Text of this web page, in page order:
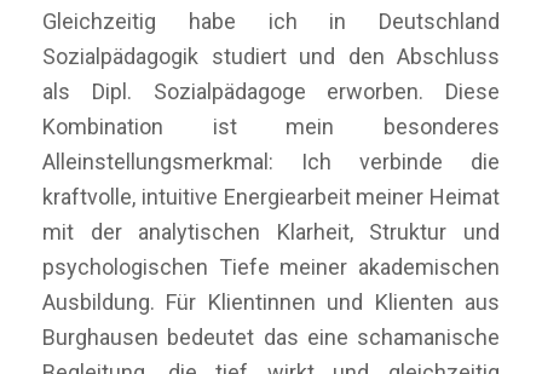
Gleichzeitig habe ich in Deutschland
Sozialpädagogik studiert und den Abschluss
als Dipl. Sozialpädagoge erworben. Diese
Kombination ist mein besonderes
Alleinstellungsmerkmal: Ich verbinde die
kraftvolle, intuitive Energiearbeit meiner Heimat
mit der analytischen Klarheit, Struktur und
psychologischen Tiefe meiner akademischen
Ausbildung. Für Klientinnen und Klienten aus
Burghausen bedeutet das eine schamanische